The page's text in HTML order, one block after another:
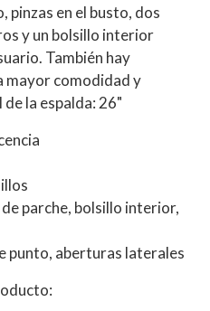
pinzas en el busto, dos
y un bolsillo interior
También hay
mayor comodidad y
la espalda: 26"
parche, bolsillo interior,
punto, aberturas laterales